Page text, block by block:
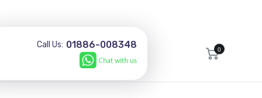
Call Us: 01886-008348 0